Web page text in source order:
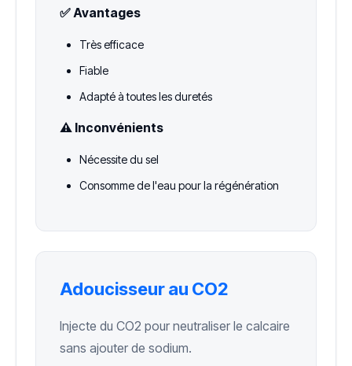
✅ Avantages
Très efficace
Fiable
Adapté à toutes les duretés
⚠️ Inconvénients
Nécessite du sel
Consomme de l'eau pour la régénération
Adoucisseur au CO2
Injecte du CO2 pour neutraliser le calcaire
sans ajouter de sodium.